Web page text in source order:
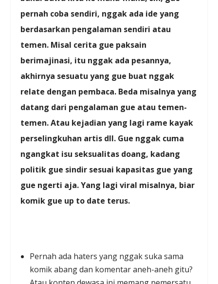
pernah coba sendiri, nggak ada ide yang
berdasarkan pengalaman sendiri atau
temen. Misal cerita gue paksain
berimajinasi, itu nggak ada pesannya,
akhirnya sesuatu yang gue buat nggak
relate dengan pembaca. Beda misalnya yang
datang dari pengalaman gue atau temen-
temen. Atau kejadian yang lagi rame kayak
perselingkuhan artis dll. Gue nggak cuma
ngangkat isu seksualitas doang, kadang
politik gue sindir sesuai kapasitas gue yang
gue ngerti aja. Yang lagi viral misalnya, biar
komik gue up to date terus.
Pernah ada haters yang nggak suka sama
komik abang dan komentar aneh-aneh gitu?